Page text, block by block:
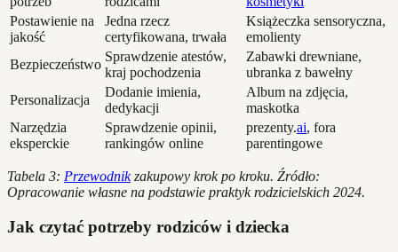
Postawienie na
jakość
Jedna rzecz
certyfikowana, trwała
Książeczka sensoryczna,
emolienty
Bezpieczeństwo
Sprawdzenie atestów,
kraj pochodzenia
Zabawki drewniane,
ubranka z bawełny
Personalizacja
Dodanie imienia,
dedykacji
Album na zdjęcia,
maskotka
Narzędzia
eksperckie
Sprawdzenie opinii,
rankingów online
prezenty.ai, fora
parentingowe
Tabela 3: Przewodnikzakupowy krok po kroku. Źródło:
Opracowanie własne na podstawie praktyk rodzicielskich 2024.
Jak czytać potrzeby rodziców i dziecka